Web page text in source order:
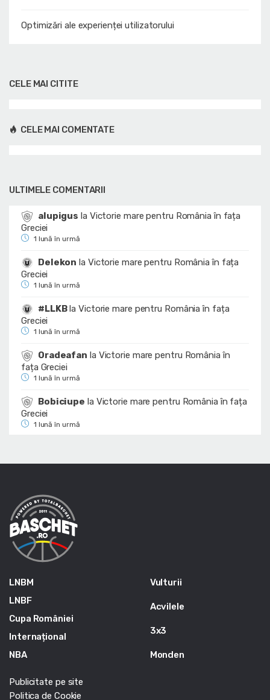
Optimizări ale experienței utilizatorului
CELE MAI CITITE
CELE MAI COMENTATE
ULTIMELE COMENTARII
alupigus la Victorie mare pentru România în fața
Greciei
1 lună în urmă
Delekon la Victorie mare pentru România în fața
Greciei
1 lună în urmă
#LLKBlaVictorie mare pentru România în fața
Greciei
1 lună în urmă
Oradeafan la Victorie mare pentru România în
fața Greciei
1 lună în urmă
Bobiciupe la Victorie mare pentru România în fața
Greciei
1 lună în urmă
LNBM
LNBF
Cupa României
Internațional
NBA
Vulturii
Acvilele
3x3
Monden
Publicitate pe site
Politica de Cookie